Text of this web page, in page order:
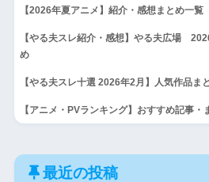
【2026年夏アニメ】紹介・感想まとめ一覧
【やる夫スレ紹介・感想】やる夫広場
め
【やる夫スレ十選 2026年2月】人気作品ま
【アニメ・PVランキング】おすすめ記事・
最近の投稿